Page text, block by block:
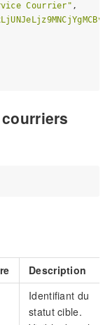
Courrier" ,
Description
Identifiant du
statut cible.